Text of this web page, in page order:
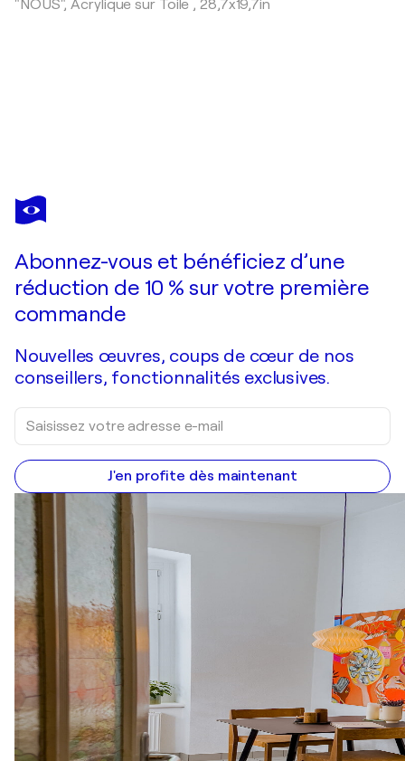
"NOUS",Acrylique sur Toile ,28,7x19,7in
CHRISTIANE GUERRY
S'ENFUIR...
Abonnez-vous et bénéficiez d’une
réduction de 10 % sur votre première
commande
Nouvelles œuvres, coups de cœur de nos
conseillers, fonctionnalités exclusives.
J'en profite dès maintenant